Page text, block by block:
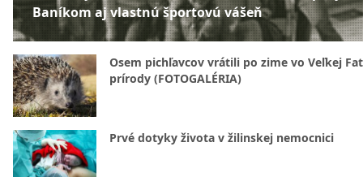
Baníkom aj vlastnú športovú vášeň
Osem pichľavcov vrátili po zime vo Veľkej
prírody (FOTOGALÉRIA)
Prvé dotyky života v žilinskej nemocnici